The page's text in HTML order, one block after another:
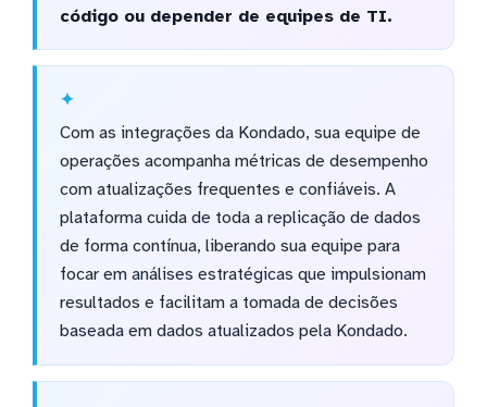
código ou depender de equipes de TI.
Com as integrações da Kondado, sua equipe de
operações acompanha métricas de desempenho
com atualizações frequentes e confiáveis. A
plataforma cuida de toda a replicação de dados
de forma contínua, liberando sua equipe para
focar em análises estratégicas que impulsionam
resultados e facilitam a tomada de decisões
baseada em dados atualizados pela Kondado.